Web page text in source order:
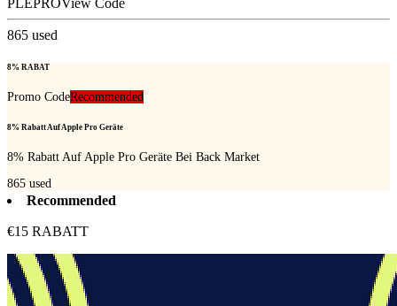
PLEPROView Code
865 used
8% RABAT
Promo CodeRecommended
8% Rabatt Auf Apple Pro Geräte
8% Rabatt Auf Apple Pro Geräte Bei Back Market
865 used
Recommended
€15 RABATT